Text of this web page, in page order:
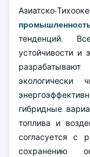
Азиатско-
тенденций.
устойчивости и
экологически
гибридные
топлива и
согласуется с
сохранению